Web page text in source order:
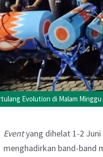
Evolution di Malam
Eventyang dihelat 1-2 Juni
menghadirkan band-band